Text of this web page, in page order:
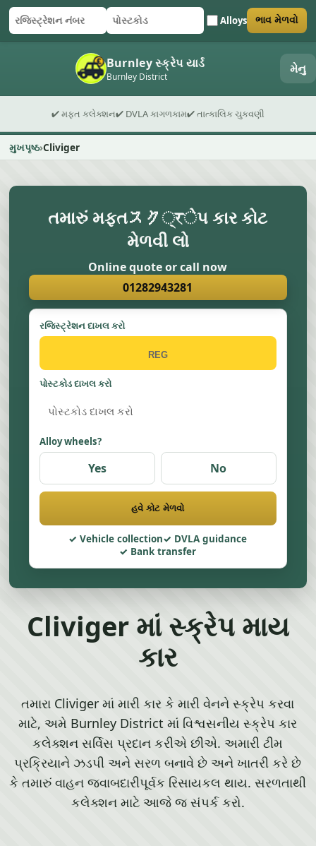
રજિસ્ટ્રેશન નંબર
પોસ્ટકોડ Alloys
ફોર્મ સબમિટ કરો ભાવ મેળવો
Burnley સ્ક્રેપ યાર્ડ
Burnley District મેનુ
✔ મફત કલેક્શન✔ DVLA કાગળકામ✔ તાત્કાલિક ચુકવણી
મુખપૃષ્ઠ Cliviger
તમારું મફતスク्रેપ કાર કોટ
મેળવી લો
Online quote or call now
01282943281
રજિસ્ટ્રેશન દાખલ કરો
પોસ્ટકોડ દાખલ કરો
Alloy wheels?
Yes No
હવે કોટ મેળવો
Vehicle collection
DVLA guidance
Bank transfer
Cliviger માં સ્ક્રેપ માય
કાર
તમારા Cliviger માં મારી કાર કે મારી વેનને સ્ક્રેપ કરવા
માટે, અમે Burnley District માં વિશ્વસનીય સ્ક્રેપ કાર
કલેક્શન સર્વિસ પ્રદાન કરીએ છીએ. અમારી ટીમ
પ્રક્રિયાને ઝડપી અને સરળ બનાવે છે અને ખાતરી કરે છે
કે તમારું વાહન જવાબદારીપૂર્વક રિસાયકલ થાય. સરળતાથી
કલેક્શન માટે આજે જ સંપર્ક કરો.